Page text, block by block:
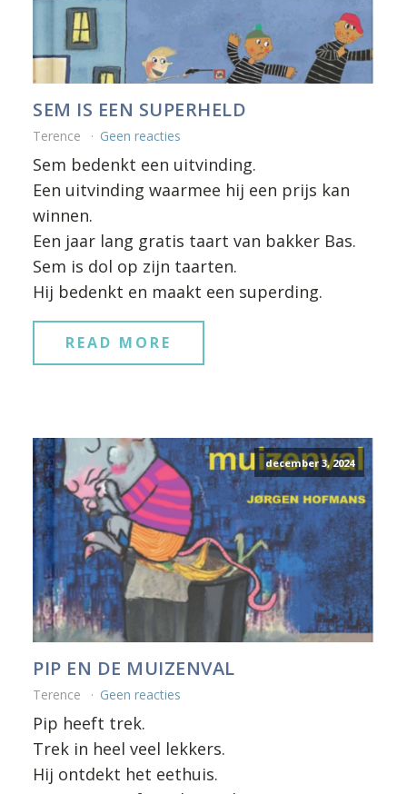
SEM IS EEN SUPERHELD
Terence Geen reacties
Sem bedenkt een uitvinding.
Een uitvinding waarmee hij een prijs kan
winnen.
Een jaar lang gratis taart van bakker Bas.
Sem is dol op zijn taarten.
Hij bedenkt en maakt een superding.
READ MORE
december 3, 2024
PIP EN DE MUIZENVAL
Terence Geen reacties
Pip heeft trek.
Trek in heel veel lekkers.
Hij ontdekt het eethuis.